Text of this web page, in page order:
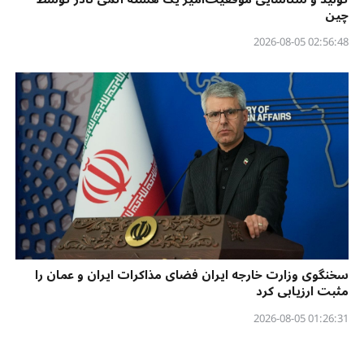
چین
02:56:48 2026-08-05
سخنگوی وزارت خارجه ایران فضای مذاکرات ایران و عمان را
مثبت ارزیابی کرد
01:26:31 2026-08-05